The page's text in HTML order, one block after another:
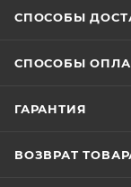
СПОСОБЫ
СПОСОБЫ
ГАРАНТИЯ
ВОЗВРАТ